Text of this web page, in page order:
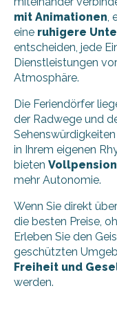
mit Animationen,
eine ruhigere
entscheiden, jede
Dienstleistungen
Atmosphäre.
Die Feriendörfer
der Radwege und
in Ihrem eigenen
bieten Vollpension
mehr Autonomie.
Wenn Sie direkt
die besten Preise,
Erleben Sie den
geschützten
Freiheit und
werden.